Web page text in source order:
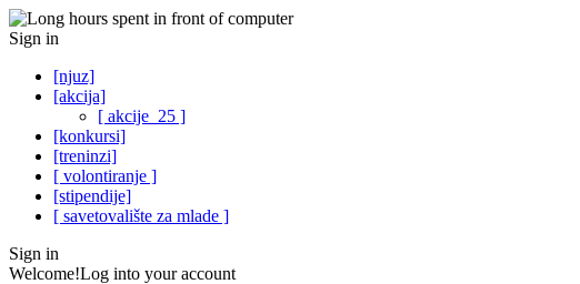
Sign in
[njuz]
[akcija]
[ akcije_25 ]
[konkursi]
[treninzi]
[ volontiranje ]
[stipendije]
[ savetovalište za mlade ]
Sign in
Welcome!Log into your account